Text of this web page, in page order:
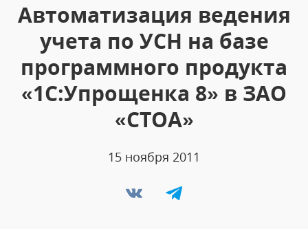
Автоматизация ведения
учета по УСН на базе
программного продукта
«1С:Упрощенка 8» в ЗАО
«СТОА»
15 ноября 2011